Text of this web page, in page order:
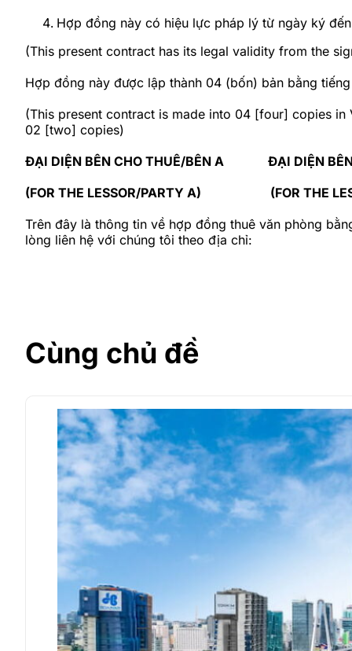
Hợp đồng này có hiệu lực pháp lý từ ngày
(This present contract has its legal validity from the
Hợp đồng này được lập thành 04 (bốn) bản bằng
(This present contract is made into 04 [four] copies
02 [two] copies)
ĐẠI DIỆN BÊN CHO THUÊ/BÊN A ĐẠI DIỆN BÊN
(FOR THE LESSOR/PARTY A) (FOR THE
Trên đây là thông tin về hợp đồng thuê văn phòng
lòng liên hệ với chúng tôi theo địa chỉ:
Cùng chủ đề